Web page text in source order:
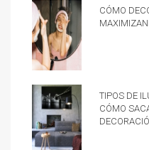
Cómo
Tipos de
cómo